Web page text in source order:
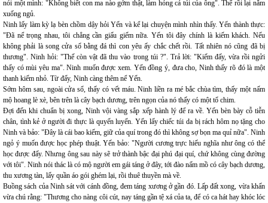
nói một mình: "Không biết con ma nào gớm thật, làm hỏng cả túi của ông". Thế rồi lại nằm
xuống ngủ.
Ninh lấy làm kỳ lạ bèn chồm dậy hỏi Yến và kể lại chuyện mình nhìn thấy. Yến thành thực:
"Đã nể trọng nhau, tôi chẳng cần giấu giếm nữa. Yến tôi đây chính là kiếm khách. Nếu
không phải là song cửa sổ bằng đá thì con yêu ấy chắc chết rồi. Tất nhiên nó cũng đã bị
thương". Ninh hỏi: "Thế còn vật đã thu vào trong túi ?". Trả lời: "Kiếm đấy, vừa rồi ngửi
thấy có mùi yêu ma". Ninh muốn được xem. Yến đồng ý, đưa cho, Ninh thấy rõ đó là một
thanh kiếm nhỏ. Từ đấy, Ninh càng thêm nể Yến.
Sớm hôm sau, ngoài cửa sổ, thấy có vết máu. Ninh liền ra mé bắc chùa tìm, thấy một nấm
mộ hoang lè xè, bên trên là cây bạch dương, trên ngọn của nó thấy có một tổ chim.
Đợi đến khi chuẩn bị xong, Ninh vội vàng sắp xếp hành lý để ra về. Yến bèn bày cỗ tiễn
chân, tình kẻ ở người đi thực là quyến luyến. Yến lấy chiếc túi da bị rách hôm nọ tặng cho
Ninh và bảo: "Đây là cái bao kiếm, giữ của quí trong đó thì không sợ bọn ma quỉ nữa". Ninh
ngỏ ý muốn được học phép thuật. Yến bảo: "Người cương trực hiếu nghĩa như ông có thể
học được đấy. Nhưng ông sau này sẽ trở thành bậc đại phú đại quí, chứ không cùng đường
với tôi". Ninh nói thác là có mộ người em gái táng ở đây, tới đào nấm mồ có cây bạch dương,
thu xương tàn, lấy quần áo gói ghém lại, rồi thuê thuyền mà về.
Buồng sách của Ninh sát với cánh đồng, đem táng xương ở gần đó. Lấp đất xong, vừa khấn
vừa chú rằng: "Thương cho nàng côi cút, nay táng gần tệ xá của ta, để có ca hát hay khóc lóc